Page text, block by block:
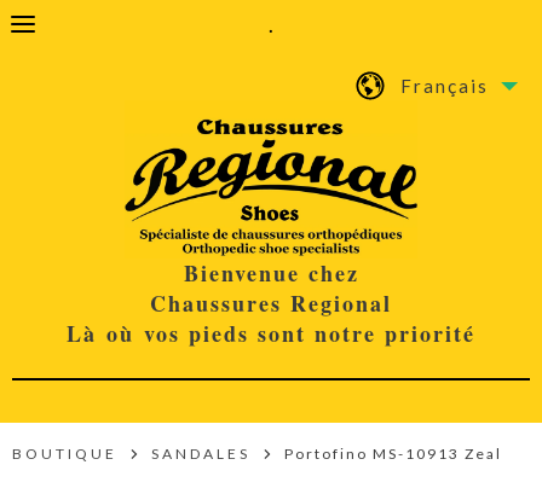
.
Français
Bienvenue chez
Chaussures Regional
Là où vos pieds sont notre priorité
BOUTIQUE SANDALES Portofino MS-10913 Zeal